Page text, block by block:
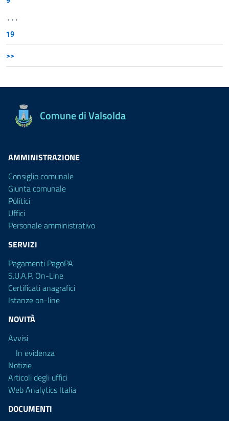
...
19
>>
Comune di Valsolda
AMMINISTRAZIONE
Consiglio comunale
Giunta comunale
Politici
Uffici
Personale amministrativo
SERVIZI
Pagamenti PagoPA
S.U.A.P. On-Line
Certificati anagrafici
Istanze on-line
NOVITÀ
Avvisi
In evidenza
Notizie
Articoli degli uffici
Web Analytics Italia
DOCUMENTI